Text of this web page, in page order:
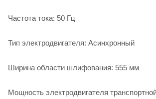
Частота тока: 50 Гц
Тип электродвигателя: Асинхронный
Ширина области шлифования: 555 мм
Мощность электродвигателя